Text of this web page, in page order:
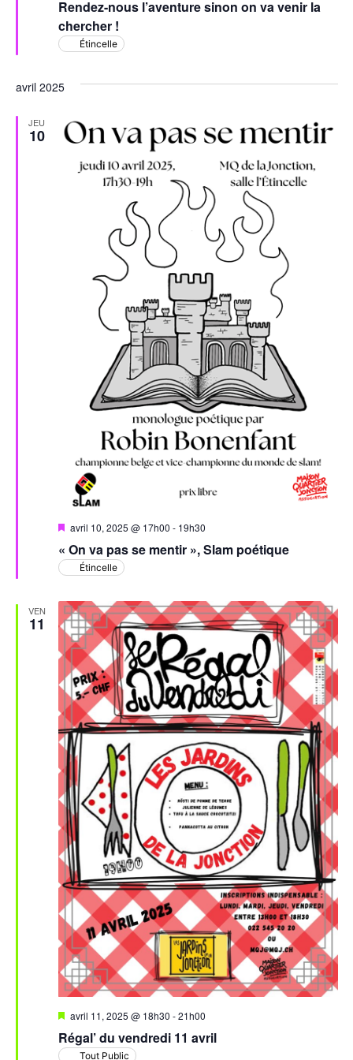
Rendez-nous l’aventure sinon on va venir la
chercher !
Étincelle
avril 2025
JEU
10
« On va pas se mentir », Slam poétique
Mis
avant
avril 10, 2025 @ 17h00 - 19h30
Étincelle
VEN
11
Régal’ du vendredi 11 avril
Mis
avant
avril 11, 2025 @ 18h30 -21h00
Tout Public